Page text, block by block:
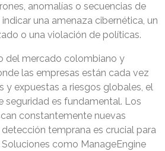
anomalías o secuencias de
una amenaza cibernética, un
o una violación de políticas.
del mercado colombiano y
las empresas están cada vez
y expuestas a riesgos globales, el
seguridad es fundamental. Los
constantemente nuevas
temprana es crucial para
como ManageEngine